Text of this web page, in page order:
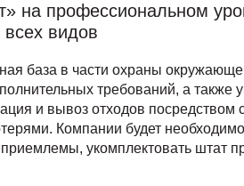
на профессиональном
всех видов
база в части охраны
требований, а
и вывоз отходов посредством
Компании будет
укомплектовать штат